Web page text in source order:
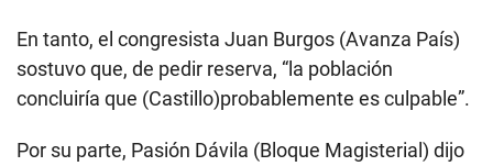
En tanto, el congresista Juan Burgos (Avanza País)
sostuvo que, de pedir reserva, “la población
concluiría que (Castillo)probablemente es culpable”.
Por su parte, Pasión Dávila (Bloque Magisterial) dijo